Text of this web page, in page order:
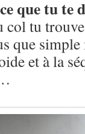
que tu te
col tu
que
et à la